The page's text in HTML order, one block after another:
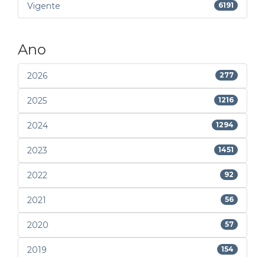
Vigente 6191
Ano
2026 277
2025 1216
2024 1294
2023 1451
2022 92
2021 56
2020 57
2019 154